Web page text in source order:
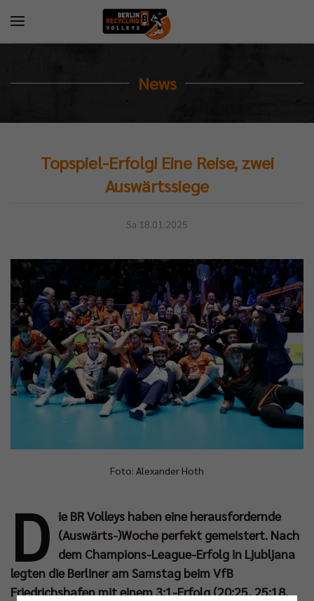
News
Topspiel-Erfolg! Eine Reise, zwei
Auswärtssiege
Sa 18.01.2025
Foto: Alexander Hoth
D ie BR Volleys haben eine herausfordernde
(Auswärts-)Woche perfekt gemeistert. Nach
dem Champions-League-Erfolg in Ljubljana
legten die Berliner am Samstag beim VfB
Friedrichshafen mit einem 3:1-Erfolg (20:25, 25:18,